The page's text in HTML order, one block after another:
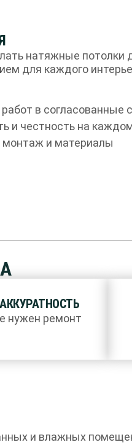
натяжные
для каждого
в согласованные
и честность на
монтаж и материалы
нужен ремонт
и влажных